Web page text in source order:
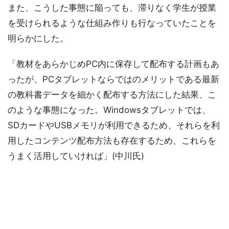
また、こうした事態に陥っても、滞りなく学生が授業
を受けられるような仕組み作りも行なっていたことを
明らかにした。
「教材をあらかじめPC内に保存して配布する計画もあ
ったが、PCタブレットならではのメリットである最新
の教科書データを細かく配布する方法にした結果、こ
のような事態になった。Windowsタブレットでは、
SDカードやUSBメモリが利用できるため、それらを利
用したコンテンツ配布方法も存在するため、これらを
うまく活用していければ」(中川氏)